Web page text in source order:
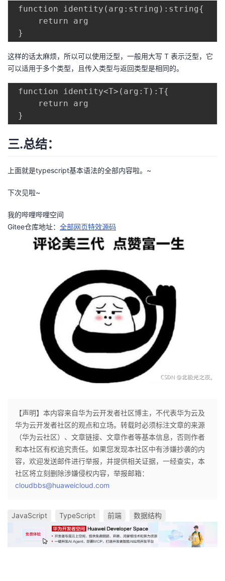
function identity(arg:string):string{
     return arg
这样的话太麻烦，所以可以使用泛型，一般用大写 T 表示泛型，它
可以适用于多个类型，且传入类型与返回类型是相同的。
function identity<T>(arg:T):T{
     return arg
三.总结：
上面就是typescript基本语法的全部内容啦。~
下次见啦~
我的哔哩哔哩空间
Gitee仓库地址： 全部网页特效源码
【声明】本内容来自华为云开发者社区博主，不代表华为云及
华为云开发者社区的观点和立场。转载时必须标注文章的来源
（华为云社区）、文章链接、文章作者等基本信息，否则作者
和本社区有权追究责任。如果您发现本社区中有涉嫌抄袭的内
容，欢迎发送邮件进行举报，并提供相关证据，一经查实，本
社区将立刻删除涉嫌侵权内容，举报邮箱：
cloudbbs@huaweicloud.com
JavaScript TypeScript 前端 数据结构